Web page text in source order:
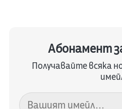
Абонамент
Получавайте всяка